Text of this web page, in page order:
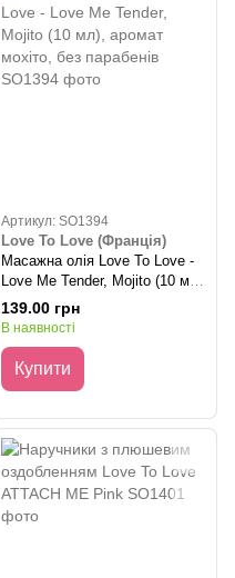
Артикул: SO1394
Love To Love (Франція)
Масажна олія Love To Love -
Love Me Tender, Mojito (10 мл),
аромат мохіто, без парабенів
139.00 грн
В наявності
Купити